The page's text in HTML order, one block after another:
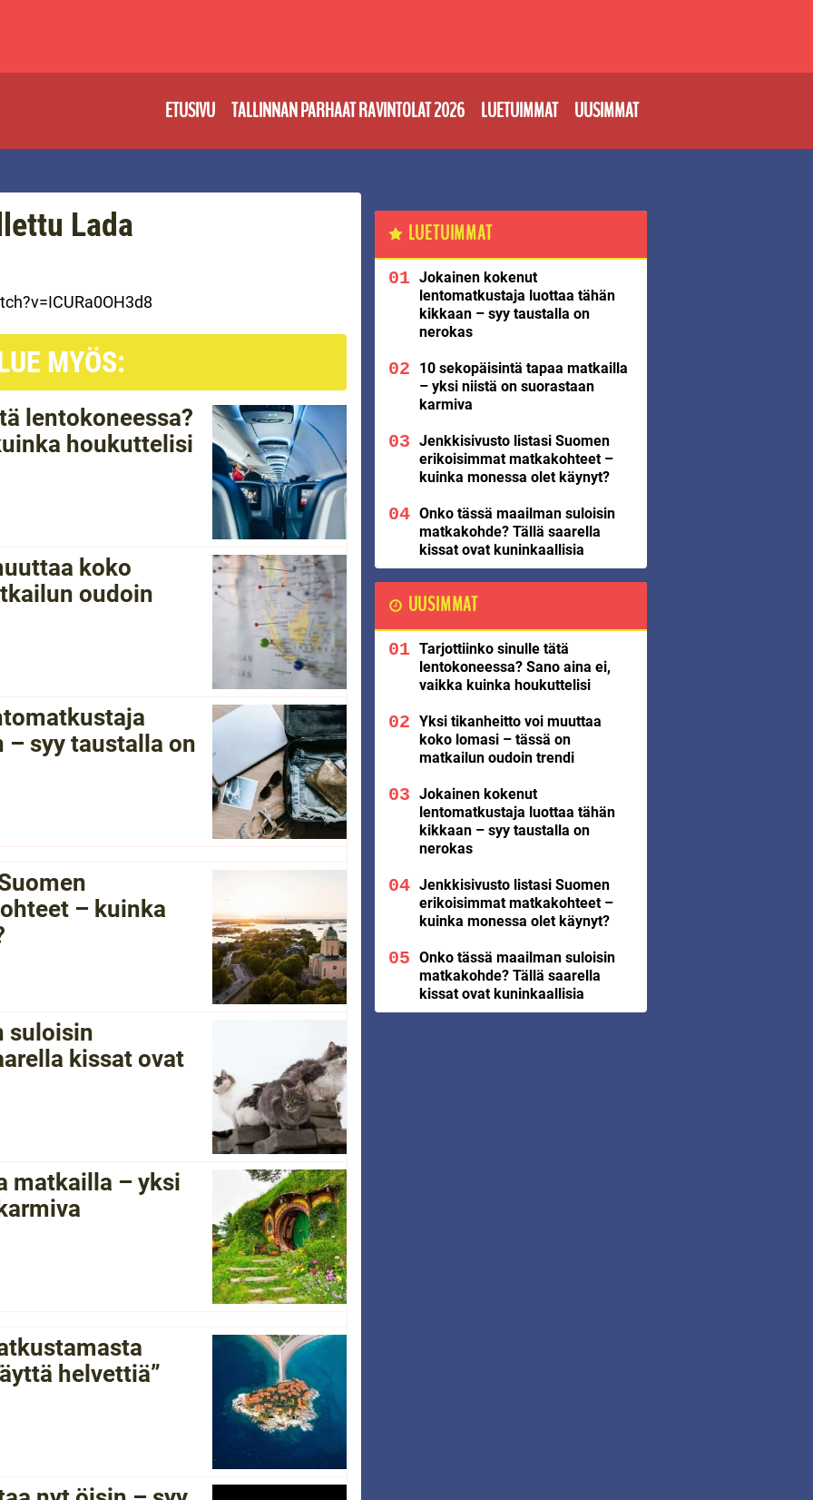
ETUSIVU TALLINNAN PARHAAT RAVINTOLAT 2026 LUETUIMMAT UUSIMMAT
Lada
MYÖS:
lentokoneessa?
houkuttelisi
koko
oudoin
– syy taustalla on
– kuinka
suloisin
kissat ovat
matkailla – yksi
helvettiä”
LUETUIMMAT
Jokainen kokenut
lentomatkustaja luottaa tähän
kikkaan – syy taustalla on
nerokas
10 sekopäisintä tapaa matkailla
– yksi niistä on suorastaan
karmiva
Jenkkisivusto listasi Suomen
erikoisimmat matkakohteet –
kuinka monessa olet käynyt?
Onko tässä maailman suloisin
matkakohde? Tällä saarella
kissat ovat kuninkaallisia
UUSIMMAT
Tarjottiinko sinulle tätä
lentokoneessa? Sano aina ei,
vaikka kuinka houkuttelisi
Yksi tikanheitto voi muuttaa
koko lomasi – tässä on
matkailun oudoin trendi
Jokainen kokenut
lentomatkustaja luottaa tähän
kikkaan – syy taustalla on
nerokas
Jenkkisivusto listasi Suomen
erikoisimmat matkakohteet –
kuinka monessa olet käynyt?
Onko tässä maailman suloisin
matkakohde? Tällä saarella
kissat ovat kuninkaallisia